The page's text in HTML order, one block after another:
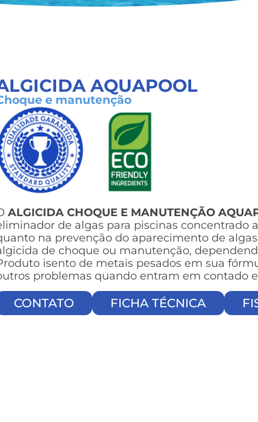
AQUAPOOL
e manutenção
ALGICIDA CHOQUE E MANUTENÇÃO
de algas para piscinas concentrado
na prevenção do aparecimento de
de choque ou manutenção,
isento de metais pesados em sua
problemas quando entram em contado
CONTATO FICHA TÉCNICA